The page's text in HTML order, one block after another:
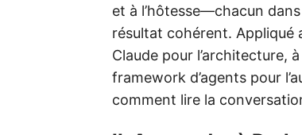
et à l’hôtesse—chacun
résultat cohérent. Appliqué
Claude pour l’architecture,
framework d’agents pour
comment lire la